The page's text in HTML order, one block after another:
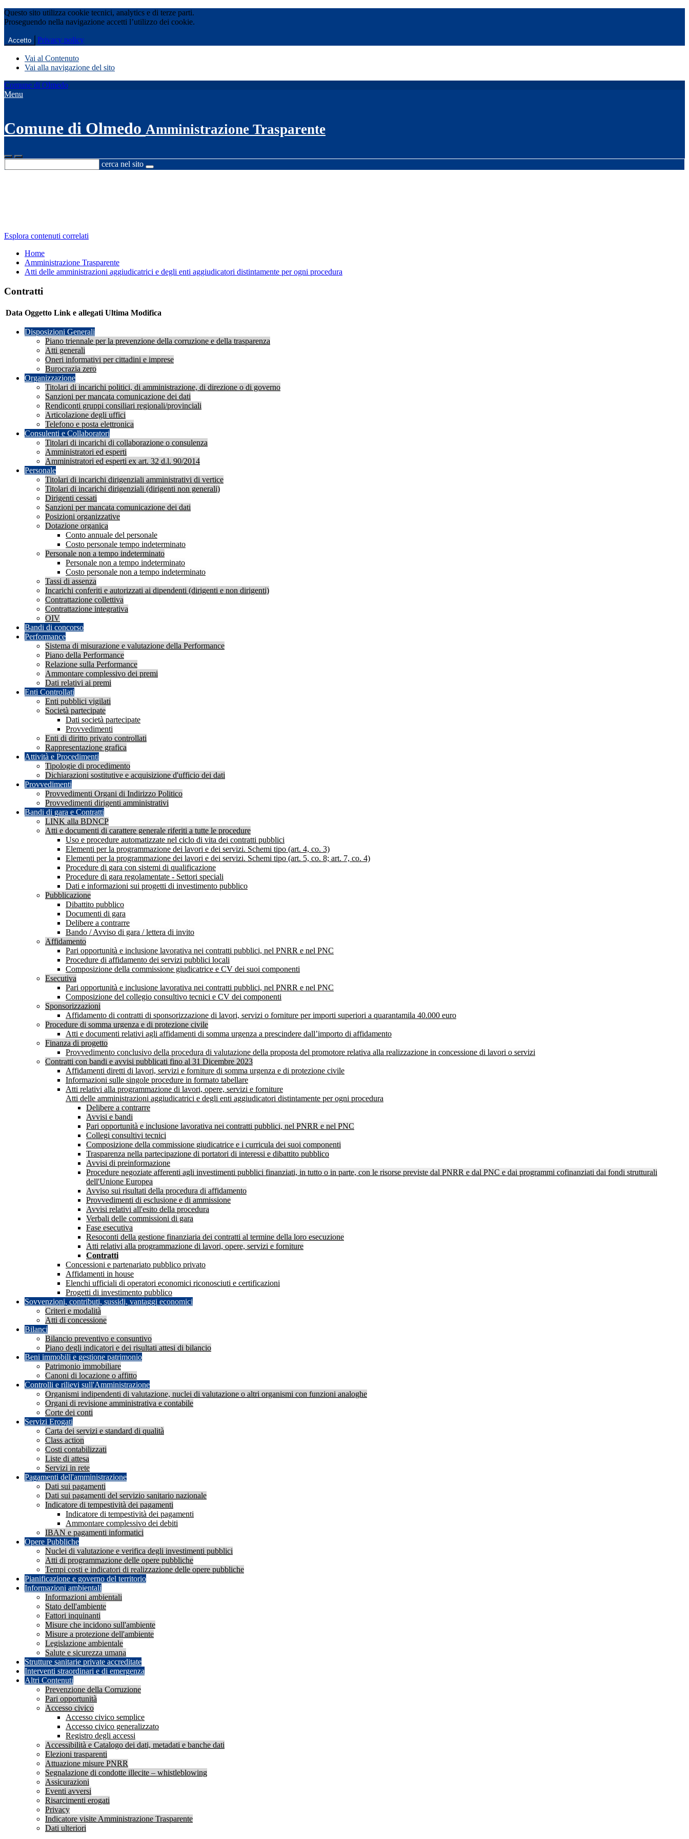
Questo sito utilizza cookie tecnici, analytics e di terze parti.
Proseguendo nella navigazione accetti l’utilizzo dei cookie.
Accetto Privacy policy
Vai al Contenuto
Vai alla navigazione del sito
Comune di Olmedo
Menu
Comune di Olmedo Amministrazione Trasparente
cerca nel sito
Esplora contenuti correlati
Home
Amministrazione Trasparente
Atti delle amministrazioni aggiudicatrici e degli enti aggiudicatori distintamente per ogni procedura
Contratti
Data Oggetto Link e allegati Ultima Modifica
Disposizioni Generali
Piano triennale per la prevenzione della corruzione e della trasparenza
Atti generali
Oneri informativi per cittadini e imprese
Burocrazia zero
Organizzazione
Titolari di incarichi politici, di amministrazione, di direzione o di governo
Sanzioni per mancata comunicazione dei dati
Rendiconti gruppi consiliari regionali/provinciali
Articolazione degli uffici
Telefono e posta elettronica
Consulenti e Collaboratori
Titolari di incarichi di collaborazione o consulenza
Amministratori ed esperti
Amministratori ed esperti ex art. 32 d.l. 90/2014
Personale
Titolari di incarichi dirigenziali amministrativi di vertice
Titolari di incarichi dirigenziali (dirigenti non generali)
Dirigenti cessati
Sanzioni per mancata comunicazione dei dati
Posizioni organizzative
Dotazione organica
Conto annuale del personale
Costo personale tempo indeterminato
Personale non a tempo indeterminato
Personale non a tempo indeterminato
Costo personale non a tempo indeterminato
Tassi di assenza
Incarichi conferiti e autorizzati ai dipendenti (dirigenti e non dirigenti)
Contrattazione collettiva
Contrattazione integrativa
OIV
Bandi di concorso
Performance
Sistema di misurazione e valutazione della Performance
Piano della Performance
Relazione sulla Performance
Ammontare complessivo dei premi
Dati relativi ai premi
Enti Controllati
Enti pubblici vigilati
Società partecipate
Dati società partecipate
Provvedimenti
Enti di diritto privato controllati
Rappresentazione grafica
Attività e Procedimenti
Tipologie di procedimento
Dichiarazioni sostitutive e acquisizione d'ufficio dei dati
Provvedimenti
Provvedimenti Organi di Indirizzo Politico
Provvedimenti dirigenti amministrativi
Bandi di gara e Contratti
LINK alla BDNCP
Atti e documenti di carattere generale riferiti a tutte le procedure
Uso e procedure automatizzate nel ciclo di vita dei contratti pubblici
Elementi per la programmazione dei lavori e dei servizi. Schemi tipo (art. 4, co. 3)
Elementi per la programmazione dei lavori e dei servizi. Schemi tipo (art. 5, co. 8; art. 7, co. 4)
Procedure di gara con sistemi di qualificazione
Procedure di gara regolamentate - Settori speciali
Dati e informazioni sui progetti di investimento pubblico
Pubblicazione
Dibattito pubblico
Documenti di gara
Delibere a contrarre
Bando / Avviso di gara / lettera di invito
Affidamento
Pari opportunità e inclusione lavorativa nei contratti pubblici, nel PNRR e nel PNC
Procedure di affidamento dei servizi pubblici locali
Composizione della commissione giudicatrice e CV dei suoi componenti
Esecutiva
Pari opportunità e inclusione lavorativa nei contratti pubblici, nel PNRR e nel PNC
Composizione del collegio consultivo tecnici e CV dei componenti
Sponsorizzazioni
Affidamento di contratti di sponsorizzazione di lavori, servizi o forniture per importi superiori a quarantamila 40.000 euro
Procedure di somma urgenza e di protezione civile
Atti e documenti relativi agli affidamenti di somma urgenza a prescindere dall’importo di affidamento
Finanza di progetto
Provvedimento conclusivo della procedura di valutazione della proposta del promotore relativa alla realizzazione in concessione di lavori o servizi
Contratti con bandi e avvisi pubblicati fino al 31 Dicembre 2023
Affidamenti diretti di lavori, servizi e forniture di somma urgenza e di protezione civile
Informazioni sulle singole procedure in formato tabellare
Atti relativi alla programmazione di lavori, opere, servizi e forniture
Atti delle amministrazioni aggiudicatrici e degli enti aggiudicatori distintamente per ogni procedura
Delibere a contrarre
Avvisi e bandi
Pari opportunità e inclusione lavorativa nei contratti pubblici, nel PNRR e nel PNC
Collegi consultivi tecnici
Composizione della commissione giudicatrice e i curricula dei suoi componenti
Trasparenza nella partecipazione di portatori di interessi e dibattito pubblico
Avvisi di preinformazione
Procedure negoziate afferenti agli investimenti pubblici finanziati, in tutto o in parte, con le risorse previste dal PNRR e dal PNC e dai programmi cofinanziati dai fondi strutturali
dell'Unione Europea
Avviso sui risultati della procedura di affidamento
Provvedimenti di esclusione e di ammissione
Avvisi relativi all'esito della procedura
Verbali delle commissioni di gara
Fase esecutiva
Resoconti della gestione finanziaria dei contratti al termine della loro esecuzione
Atti relativi alla programmazione di lavori, opere, servizi e forniture
Contratti
Concessioni e partenariato pubblico privato
Affidamenti in house
Elenchi ufficiali di operatori economici riconosciuti e certificazioni
Progetti di investimento pubblico
Sovvenzioni, contributi, sussidi, vantaggi economici
Criteri e modalità
Atti di concessione
Bilanci
Bilancio preventivo e consuntivo
Piano degli indicatori e dei risultati attesi di bilancio
Beni immobili e gestione patrimonio
Patrimonio immobiliare
Canoni di locazione o affitto
Controlli e rilievi sull'Amministrazione
Organismi indipendenti di valutazione, nuclei di valutazione o altri organismi con funzioni analoghe
Organi di revisione amministrativa e contabile
Corte dei conti
Servizi Erogati
Carta dei servizi e standard di qualità
Class action
Costi contabilizzati
Liste di attesa
Servizi in rete
Pagamenti dell'amministrazione
Dati sui pagamenti
Dati sui pagamenti del servizio sanitario nazionale
Indicatore di tempestività dei pagamenti
Indicatore di tempestività dei pagamenti
Ammontare complessivo dei debiti
IBAN e pagamenti informatici
Opere Pubbliche
Nuclei di valutazione e verifica degli investimenti pubblici
Atti di programmazione delle opere pubbliche
Tempi costi e indicatori di realizzazione delle opere pubbliche
Pianificazione e governo del territorio
Informazioni ambientali
Informazioni ambientali
Stato dell'ambiente
Fattori inquinanti
Misure che incidono sull'ambiente
Misure a protezione dell'ambiente
Legislazione ambientale
Salute e sicurezza umana
Strutture sanitarie private accreditate
Interventi straordinari e di emergenza
Altri Contenuti
Prevenzione della Corruzione
Pari opportunità
Accesso civico
Accesso civico semplice
Accesso civico generalizzato
Registro degli accessi
Accessibilità e Catalogo dei dati, metadati e banche dati
Elezioni trasparenti
Attuazione misure PNRR
Segnalazione di condotte illecite – whistleblowing
Assicurazioni
Eventi avversi
Risarcimenti erogati
Privacy
Indicatore visite Amministrazione Trasparente
Dati ulteriori